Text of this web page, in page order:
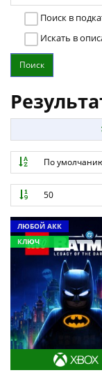
Поиск в
Искать в
По
50
ЛЮБОЙ АКК
КЛЮЧ